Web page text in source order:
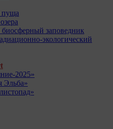
пуща
биосферный заповедник
экологический
2025»
Эльба»